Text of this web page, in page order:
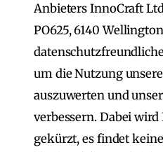
Anbieters InnoCraft
PO625, 6140
um die Nutzung
auszuwerten und
verbessern. Dabei
gekürzt, es findet